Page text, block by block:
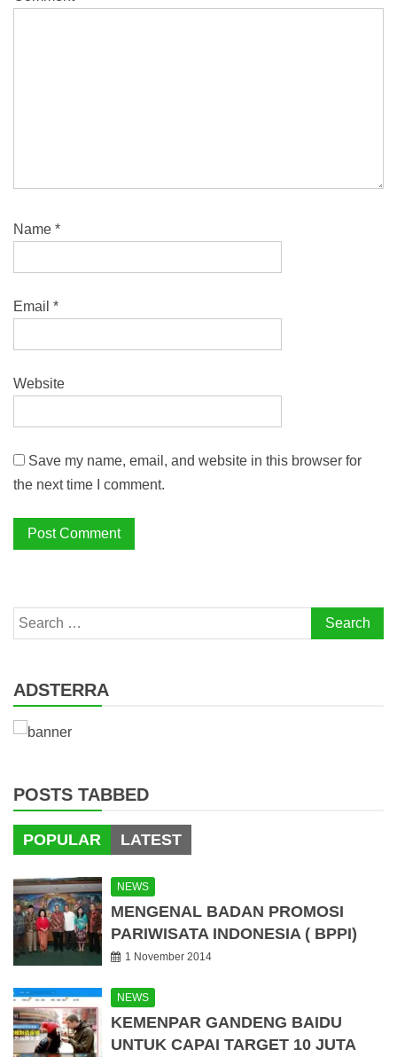
Name *
Email *
Website
Save my name, email, and website in this browser for
the next time I comment.
Search
for:
ADSTERRA
POSTS TABBED
POPULAR LATEST
NEWS
MENGENAL BADAN PROMOSI
PARIWISATA INDONESIA ( BPPI)
1 November 2014
NEWS
KEMENPAR GANDENG BAIDU
UNTUK CAPAI TARGET 10 JUTA